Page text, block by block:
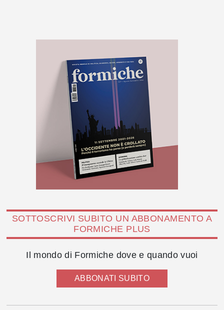
SOTTOSCRIVI SUBITO UN ABBONAMENTO A
FORMICHE PLUS
Il mondo di Formiche dove e quando vuoi
ABBONATI SUBITO